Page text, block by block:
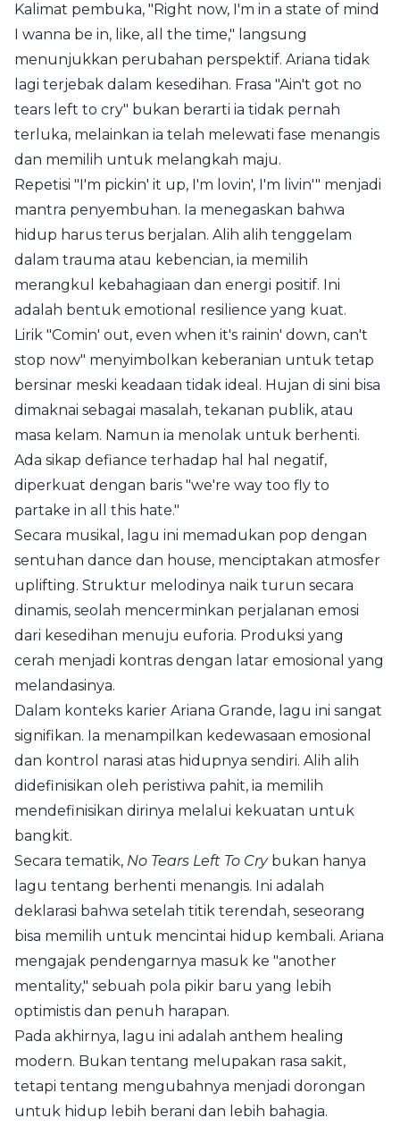
Kalimat pembuka, "Right now, I'm in a state of mind
I wanna be in, like, all the time," langsung
menunjukkan perubahan perspektif. Ariana tidak
lagi terjebak dalam kesedihan. Frasa "Ain't got no
tears left to cry" bukan berarti ia tidak pernah
terluka, melainkan ia telah melewati fase menangis
dan memilih untuk melangkah maju.
Repetisi "I'm pickin' it up, I'm lovin', I'm livin'" menjadi
mantra penyembuhan. Ia menegaskan bahwa
hidup harus terus berjalan. Alih alih tenggelam
dalam trauma atau kebencian, ia memilih
merangkul kebahagiaan dan energi positif. Ini
adalah bentuk emotional resilience yang kuat.
Lirik "Comin' out, even when it's rainin' down, can't
stop now" menyimbolkan keberanian untuk tetap
bersinar meski keadaan tidak ideal. Hujan di sini bisa
dimaknai sebagai masalah, tekanan publik, atau
masa kelam. Namun ia menolak untuk berhenti.
Ada sikap defiance terhadap hal hal negatif,
diperkuat dengan baris "we're way too fly to
partake in all this hate."
Secara musikal, lagu ini memadukan pop dengan
sentuhan dance dan house, menciptakan atmosfer
uplifting. Struktur melodinya naik turun secara
dinamis, seolah mencerminkan perjalanan emosi
dari kesedihan menuju euforia. Produksi yang
cerah menjadi kontras dengan latar emosional yang
melandasinya.
Dalam konteks karier Ariana Grande, lagu ini sangat
signifikan. Ia menampilkan kedewasaan emosional
dan kontrol narasi atas hidupnya sendiri. Alih alih
didefinisikan oleh peristiwa pahit, ia memilih
mendefinisikan dirinya melalui kekuatan untuk
bangkit.
Secara tematik, No Tears Left To Crybukan hanya
lagu tentang berhenti menangis. Ini adalah
deklarasi bahwa setelah titik terendah, seseorang
bisa memilih untuk mencintai hidup kembali. Ariana
mengajak pendengarnya masuk ke "another
mentality," sebuah pola pikir baru yang lebih
optimistis dan penuh harapan.
Pada akhirnya, lagu ini adalah anthem healing
modern. Bukan tentang melupakan rasa sakit,
tetapi tentang mengubahnya menjadi dorongan
untuk hidup lebih berani dan lebih bahagia.